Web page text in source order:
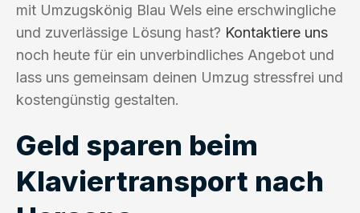
mit Umzugskönig Blau Wels eine erschwingliche
und zuverlässige Lösung hast? Kontaktiere uns
noch heute für ein unverbindliches Angebot und
lass uns gemeinsam deinen Umzug stressfrei und
kostengünstig gestalten.
Geld sparen beim
Klaviertransport nach